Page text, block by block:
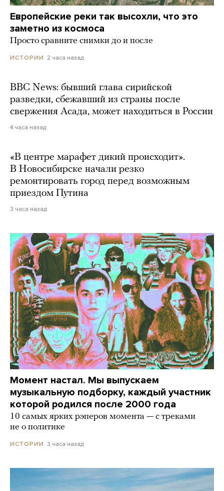
Европейские реки так высохли, что это
заметно из космоса
Просто сравните снимки до и после
ИСТОРИИ 2 часа назад
BBC News: бывший глава сирийской
разведки, сбежавший из страны после
свержения Асада, может находиться в России
4 часа назад
«В центре марафет дикий происходит».
В Новосибирске начали резко
ремонтировать город перед возможным
приездом Путина
3 часа назад
Момент настал. Мы выпускаем
музыкальную подборку, каждый участник
которой родился после 2000 года
10 самых ярких рэперов момента — с треками
не о политике
ИСТОРИИ 3 часа назад